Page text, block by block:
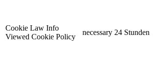
Cookie Law Info
Viewed Cookie Policy
necessary 24 Stunden